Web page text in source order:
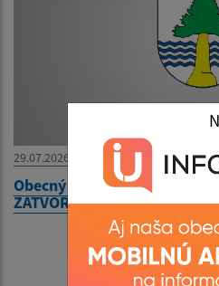
29.07.2026
Obecný úrad bude v utorok
ZATVORENÝ